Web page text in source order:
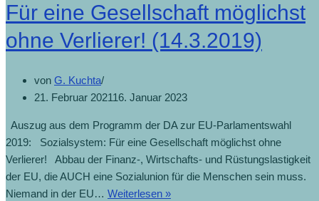
Für eine Gesellschaft möglichst
ohne Verlierer! (14.3.2019)
von G. Kuchta
21. Februar 202116. Januar 2023
Auszug aus dem Programm der DA zur EU-Parlamentswahl
2019: Sozialsystem: Für eine Gesellschaft möglichst ohne
Verlierer! Abbau der Finanz-, Wirtschafts- und Rüstungslastigkeit
der EU, die AUCH eine Sozialunion für die Menschen sein muss.
Niemand in der EU… Weiterlesen »